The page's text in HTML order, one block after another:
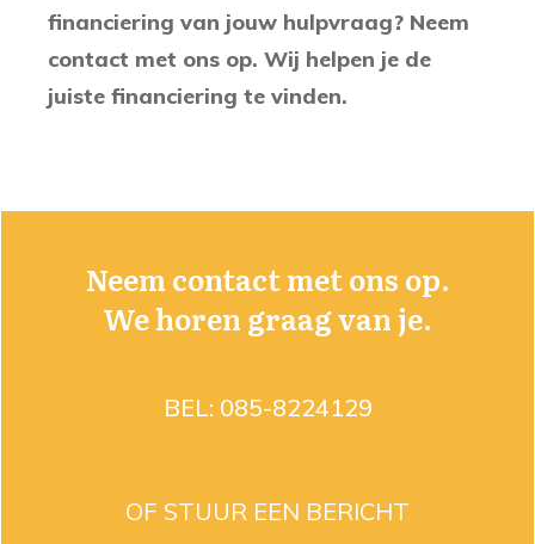
financiering van jouw hulpvraag? Neem
contact met ons op. Wij helpen je de
juiste financiering te vinden.
Neem contact met ons op.
We horen graag van je.
BEL: 085-8224129
OF STUUR EEN BERICHT